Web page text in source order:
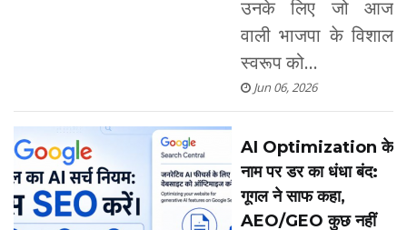
उनके लिए जो आज
वाली भाजपा के विशाल
स्वरूप को...
Jun 06, 2026
AI Optimization के
नाम पर डर का धंधा बंद:
गूगल ने साफ कहा,
AEO/GEO कुछ नहीं